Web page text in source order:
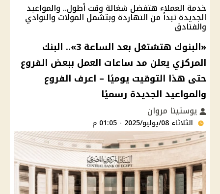
خدمة العملاء هتفضل شغالة وقت أطول.. والمواعيد
الجديدة تبدأ من النهاردة وبتشمل المولات والنوادي
والفنادق
«البنوك هتشتغل بعد الساعة 3».. البنك
المركزي يعلن مد ساعات العمل ببعض الفروع
حتى هذا التوقيت يوميًا – اعرف الفروع
والمواعيد الجديدة رسميًا
يوستينا مروان
الثلاثاء 08/يوليو/2025 - 01:05 م